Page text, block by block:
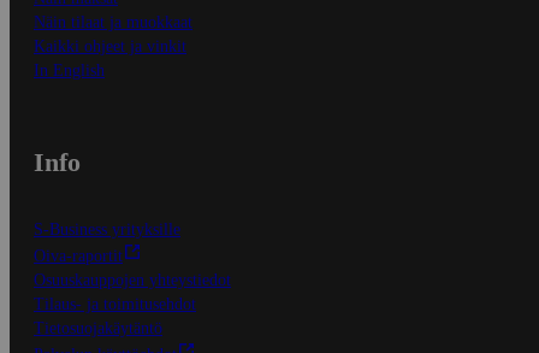
Näin tilaat ja muokkaat
Kaikki ohjeet ja vinkit
In English
Info
S-Business yrityksille
Oiva-raportit
Osuuskauppojen yhteystiedot
Tilaus- ja toimitusehdot
Tietosuojakäytäntö